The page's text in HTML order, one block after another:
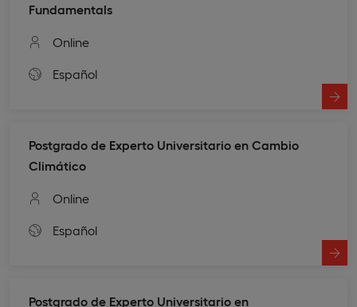
Fundamentals
Online
Español
Postgrado de Experto Universitario en Cambio
Climático
Online
Español
Postgrado de Experto Universitario en